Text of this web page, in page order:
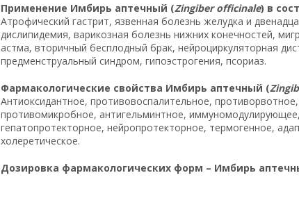
Применение Имбирь аптечный (Zingiber officinale) в
Атрофический гастрит, язвенная болезнь желудка и
дислипидемия, варикозная болезнь нижних конечностей,
астма, вторичный бесплодный брак, нейроциркуляторная
предменструальный синдром, гипоэстрогения, псориаз.
Фармакологические свойства Имбирь аптечный (
Антиоксидантное, противовоспалительное,
противомикробное, антигельминтное,
гепатопротекторное, нейропротекторное, термогенное,
холеретическое.
Дозировка фармакологических форм – Имбирь